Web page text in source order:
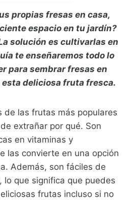
propias fresas en casa,
espacio en tu jardín?
solución es cultivarlas en
te enseñaremos todo lo
para sembrar fresas en
deliciosa fruta fresca.
de las frutas más populares
extrañar por qué. Son
en vitaminas y
las convierte en una opción
Además, son fáciles de
lo que significa que puedes
frutas incluso si no